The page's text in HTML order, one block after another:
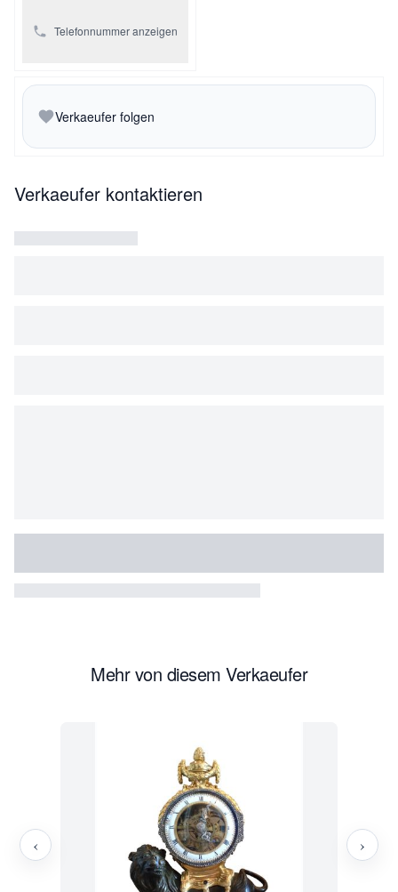
Telefonnummer anzeigen
Verkaeufer folgen
Verkaeufer kontaktieren
Mehr von diesem Verkaeufer
‹ ›